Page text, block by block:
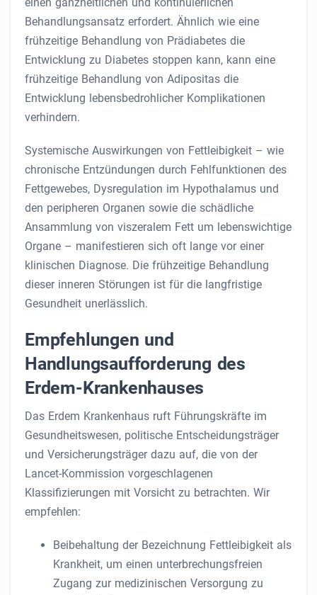
einen ganzheitlichen und kontinuierlichen
Behandlungsansatz erfordert. Ähnlich wie eine
frühzeitige Behandlung von Prädiabetes die
Entwicklung zu Diabetes stoppen kann, kann eine
frühzeitige Behandlung von Adipositas die
Entwicklung lebensbedrohlicher Komplikationen
verhindern.
Systemische Auswirkungen von Fettleibigkeit – wie
chronische Entzündungen durch Fehlfunktionen des
Fettgewebes, Dysregulation im Hypothalamus und
den peripheren Organen sowie die schädliche
Ansammlung von viszeralem Fett um lebenswichtige
Organe – manifestieren sich oft lange vor einer
klinischen Diagnose. Die frühzeitige Behandlung
dieser inneren Störungen ist für die langfristige
Gesundheit unerlässlich.
Empfehlungen und
Handlungsaufforderung des
Erdem-Krankenhauses
Das Erdem Krankenhaus ruft Führungskräfte im
Gesundheitswesen, politische Entscheidungsträger
und Versicherungsträger dazu auf, die von der
Lancet-Kommission vorgeschlagenen
Klassifizierungen mit Vorsicht zu betrachten. Wir
empfehlen:
Beibehaltung der Bezeichnung Fettleibigkeit als
Krankheit, um einen unterbrechungsfreien
Zugang zur medizinischen Versorgung zu